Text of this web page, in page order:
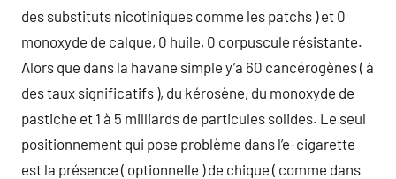
des substituts nicotiniques comme les patchs ) et 0
monoxyde de calque, 0 huile, 0 corpuscule résistante.
Alors que dans la havane simple y’a 60 cancérogènes ( à
des taux significatifs ), du kérosène, du monoxyde de
pastiche et 1 à 5 milliards de particules solides. Le seul
positionnement qui pose problème dans l’e-cigarette
est la présence ( optionnelle ) de chique ( comme dans